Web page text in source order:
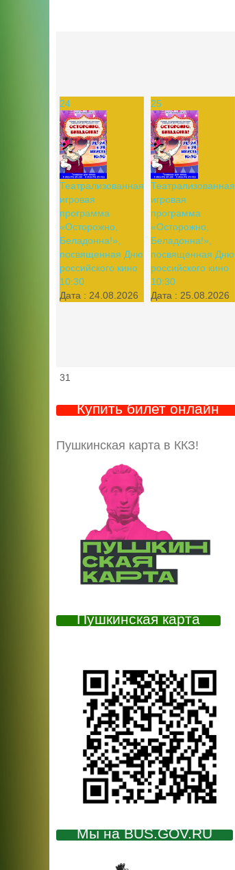
24
Театрализованная
игровая
программа
«Осторожно,
Беладонна!»,
посвященная Дню
российского кино
10:30
Дата : 24.08.2026
25
Театрализованная
игровая
программа
«Осторожно,
Беладонна!»,
посвященная Дню
российского кино
10:30
Дата : 25.08.2026
31
Купить билет онлайн
Пушкинская карта в ККЗ!
Пушкинская карта
Мы на BUS.GOV.RU